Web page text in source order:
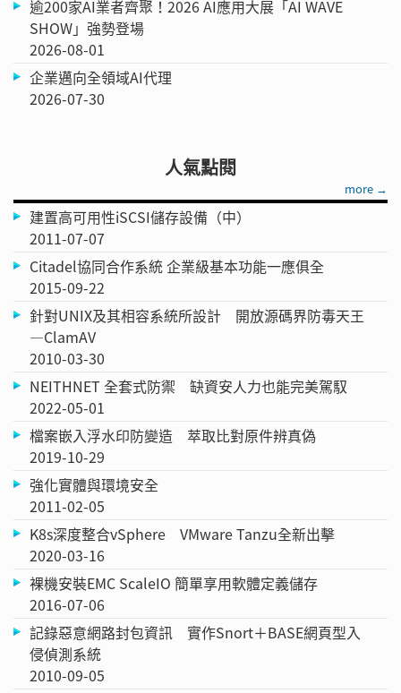
逾200家AI業者齊聚！2026 AI應用大展「AI WAVE
SHOW」強勢登場
2026-08-01
企業邁向全領域AI代理
2026-07-30
人氣點閱
more →
建置高可用性iSCSI儲存設備（中）
2011-07-07
Citadel協同合作系統 企業級基本功能一應俱全
2015-09-22
針對UNIX及其相容系統所設計 開放源碼界防毒天王
—ClamAV
2010-03-30
NEITHNET 全套式防禦 缺資安人力也能完美駕馭
2022-05-01
檔案嵌入浮水印防變造 萃取比對原件辨真偽
2019-10-29
強化實體與環境安全
2011-02-05
K8s深度整合vSphere VMware Tanzu全新出擊
2020-03-16
裸機安裝EMC ScaleIO 簡單享用軟體定義儲存
2016-07-06
記錄惡意網路封包資訊 實作Snort＋BASE網頁型入
侵偵測系統
2010-09-05